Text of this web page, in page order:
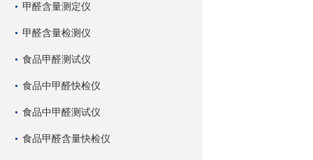
甲醛含量测定仪
甲醛含量检测仪
食品甲醛测试仪
食品中甲醛快检仪
食品中甲醛测试仪
食品甲醛含量快检仪